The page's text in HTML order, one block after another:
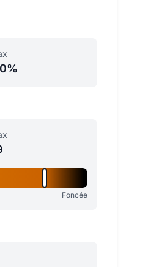
Foncée